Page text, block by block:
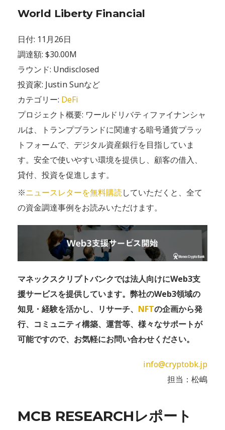
World Liberty Financial
日付: 11月26日
調達額: $30.00M
ラウンド: Undisclosed
投資家: Justin Sunなど
カテゴリー: DeFi
プロジェクト概要: ワールドリバティファイナンシャ
ルは、トランプブランドに関連する暗号通貨プラッ
トフォームで、デジタル資産銀行を目指していま
す。安全で使いやすい環境を提供し、顧客の借入、
貸付、投資を促進します。
※ニュースレターを無料購読していただくと、全て
の資金調達事例をお読みいただけます。
マネックスクリプトバンクでは法人向けにWeb3支
援サービスを提供しています。弊社のWeb3領域の
知見・経験を活かし、リサーチ、 NFTの企画から発
行、コミュニティ構築、運営等、様々なサポートが
可能ですので、お気軽にお問い合わせください。
info@cryptobk.jp
担当：松嶋
MCB RESEARCHレポート